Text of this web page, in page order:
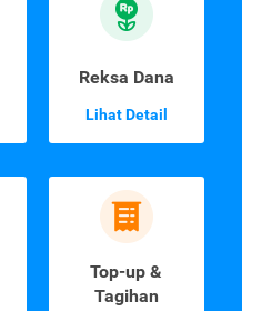
Reksa Dana
Lihat Detail
Top-up &
Tagihan